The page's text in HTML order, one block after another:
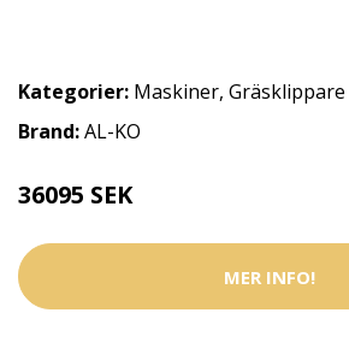
Kategorier: Maskiner, Gräsklippare
Brand:AL-KO
36095 SEK
MER INFO!